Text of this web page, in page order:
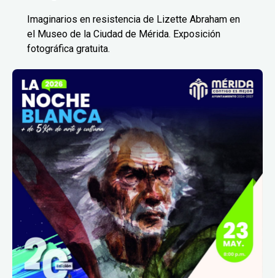
Imaginarios en resistencia de Lizette Abraham en
el Museo de la Ciudad de Mérida. Exposición
fotográfica gratuita.